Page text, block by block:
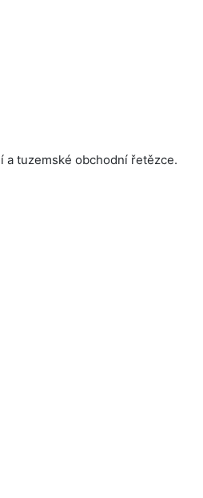
a tuzemské obchodní řetězce.